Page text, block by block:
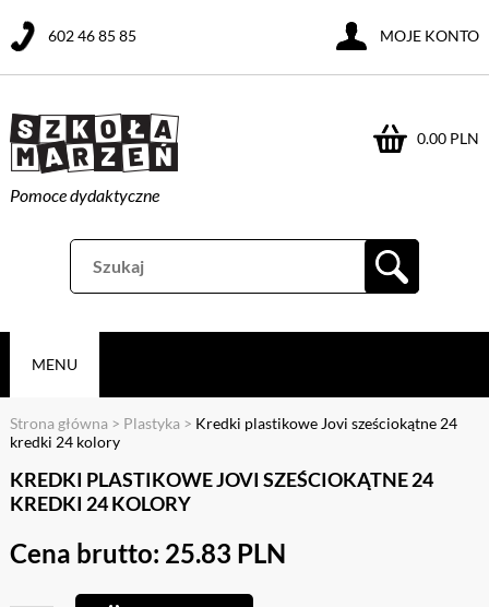
Pomoce dydaktyczne
0.00 PLN
602 46 85 85 MOJE KONTO
MENU
Strona główna > Plastyka > Kredki plastikowe Jovi sześciokątne 24
kredki 24 kolory
KREDKI PLASTIKOWE JOVI SZEŚCIOKĄTNE 24
KREDKI 24 KOLORY
Cena brutto: 25.83 PLN